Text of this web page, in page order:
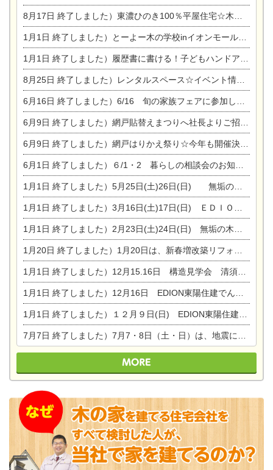
8月17日 終了しました）東濃ひのき100％平屋住宅☆木の家完成見学会
1月1日 終了しました）とーよー木の学校inイオンモール木曽川
1月1日 終了しました）履歴書に書ける！子どもハンドアロマ講座☆
8月25日 終了しました）レンタルスペース☆イベント情報☆チャイルドアロマセラピスト
6月16日 終了しました）6/16 旬の家族フェアに参加します☆
6月9日 終了しました）網戸貼替えまつりへ社長よりご招待です♪
6月9日 終了しました）網戸はりかえ祭り☆今年も開催決定！
6月1日 終了しました）６/1・2 暮らしの相談会のお知らせ
1月1日 終了しました）5月25日(土)26日(日) 無垢の木の家体感見学会開催☆
1月1日 終了しました）3月16日(土)17日(日) ＥＤＩＯＮ東陽住建でんき館 総決算まつり
1月1日 終了しました）2月23日(土)24日(日) 無垢の木の家 完成見学会
1月20日 終了しました）1月20日は、新春増改築リフォームまつり＆家の修理祭り＆家電まつりです。
1月1日 終了しました）12月15.16日 構造見学会 清須市西枇杷島町弁天
1月1日 終了しました）12月16日 EDION東陽住建でんき OPEN第二弾イベント！！
1月1日 終了しました）１２月９日(日) EDION東陽住建でんき館プレＯＰＥＮ！＆家の修理まつり
7月7日 終了しました）7月7・8日（土・日）は、地震に強くて安心！暮らしを楽しむ東濃ひのきの平屋の家体験見学会を開催します。ぜひお越しください。